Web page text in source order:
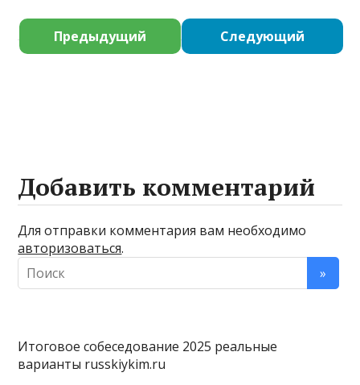
Предыдущий Следующий
Добавить комментарий
Для отправки комментария вам необходимо
авторизоваться.
Итоговое собеседование 2025 реальные
варианты russkiykim.ru